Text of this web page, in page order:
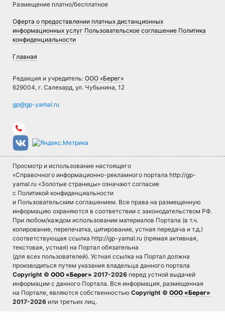
Размещение платно/бесплатное
Оферта о предоставлении платных дистанционных
информационных услуг Пользовательское соглашение Политика
конфиденциальности
Главная
Редакция и учредитель: ООО «Берег»
629004, г. Салехард, ул. Чубынина, 12
Просмотр и использование настоящего
«Справочного информационно-рекламного портала http://gp-
yamal.ru «Золотые страницы» означают согласие
с Политикой конфиденциальности
и Пользовательским соглашением. Все права на размещенную
информацию охраняются в соответствии с законодательством РФ.
При любом/каждом использовании материалов Портала (в т.ч.
копирование, перепечатка, цитирование, устная передача и т.д.)
соответствующая ссылка http://gp-yamal.ru (прямая активная,
текстовая, устная) на Портал обязательна
(для всех пользователей). Устная ссылка на Портал должна
производиться путем указания владельца данного портала
Copyright © ООО «Берег» 2017-2026 перед устной выдачей
информации с данного Портала. Вся информация, размещенная
на Портале, являются собственностью Copyright © ООО «Берег»
2017-2026 или третьих лиц.